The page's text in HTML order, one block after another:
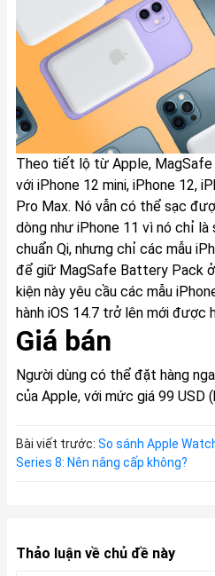
Theo tiết lộ từ Apple,
với ‌iPhone 12 mini‌, ‌iPhone 12‌,
Pro Max‌. Nó vẫn có thể sạc
dòng như iPhone 11 vì nó chỉ
chuẩn Qi, nhưng chỉ các mẫu
để giữ MagSafe Battery Pack
kiện này yêu cầu các mẫu
hành iOS 14.7 trở lên mới được
Giá bán
Người dùng có thể đặt hàng
của Apple, với mức giá 99 USD
Bài viết trước: So sánh Apple
Series 8: Nên nâng cấp không?
Thảo luận về chủ đề này